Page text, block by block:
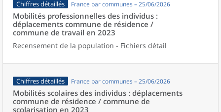
Chiffres détaillés France par communes – 25/06/2026
Mobilités professionnelles des individus :
déplacements commune de résidence /
commune de travail en 2023
Recensement de la population - Fichiers détail
Chiffres détaillés France par communes – 25/06/2026
Mobilités scolaires des individus : déplacements
commune de résidence / commune de
scolarisation en 2023